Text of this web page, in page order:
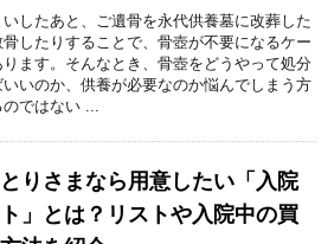
したあと、ご遺骨を永代供養墓に改葬した
骨したりすることで、骨壺が不要になるケー
ります。そんなとき、骨壺をどうやって処分
いいのか、供養が必要なのか悩んでしまう方
のではない ...
りさまなら用意したい「入院
」とは？リストや入院中の買